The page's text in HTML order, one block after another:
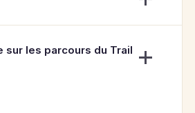
sur les parcours du Trail